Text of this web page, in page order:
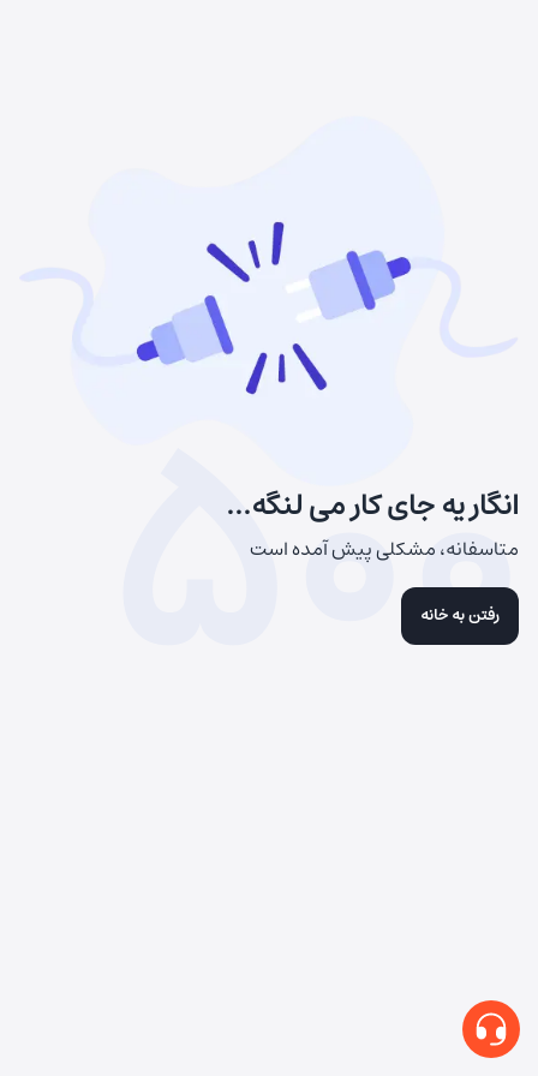
انگار یه جای کار می لنگه...
متاسفانه، مشکلی پیش آمده است
رفتن به خانه
500